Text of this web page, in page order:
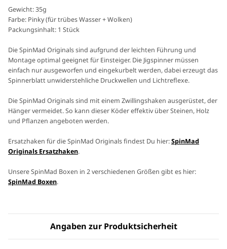
Gewicht: 35g
Farbe: Pinky (für trübes Wasser + Wolken)
Packungsinhalt: 1 Stück
Die SpinMad Originals sind aufgrund der leichten Führung und
Montage optimal geeignet für Einsteiger. Die Jigspinner müssen
einfach nur ausgeworfen und eingekurbelt werden, dabei erzeugt das
Spinnerblatt unwiderstehliche Druckwellen und Lichtreflexe.
Die SpinMad Originals sind mit einem Zwillingshaken ausgerüstet, der
Hänger vermeidet. So kann dieser Köder effektiv über Steinen, Holz
und Pflanzen angeboten werden.
Ersatzhaken für die SpinMad Originals findest Du hier:SpinMad
Originals Ersatzhaken.
Unsere SpinMad Boxen in 2 verschiedenen Größen gibt es hier:
SpinMad Boxen.
Angaben zur Produktsicherheit